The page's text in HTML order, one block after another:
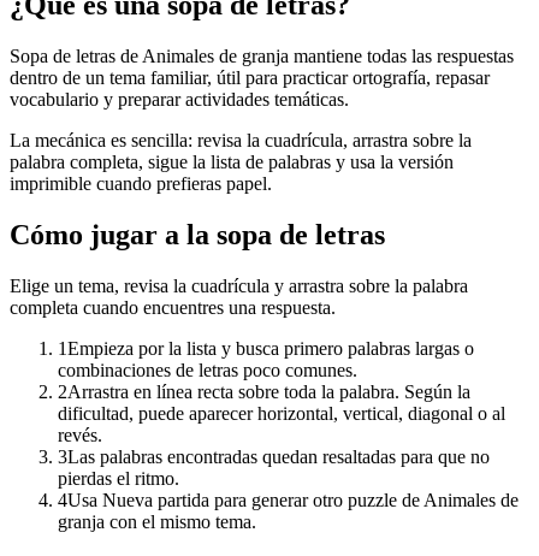
Sopa de letras de Animales de granja mantiene todas las respuestas
dentro de un tema familiar, útil para practicar ortografía, repasar
vocabulario y preparar actividades temáticas.
La mecánica es sencilla: revisa la cuadrícula, arrastra sobre la
palabra completa, sigue la lista de palabras y usa la versión
imprimible cuando prefieras papel.
Cómo jugar a la sopa de letras
Elige un tema, revisa la cuadrícula y arrastra sobre la palabra
completa cuando encuentres una respuesta.
1Empieza por la lista y busca primero palabras largas o
combinaciones de letras poco comunes.
2Arrastra en línea recta sobre toda la palabra. Según la
dificultad, puede aparecer horizontal, vertical, diagonal o al
revés.
3Las palabras encontradas quedan resaltadas para que no
pierdas el ritmo.
4Usa Nueva partida para generar otro puzzle de Animales de
granja con el mismo tema.